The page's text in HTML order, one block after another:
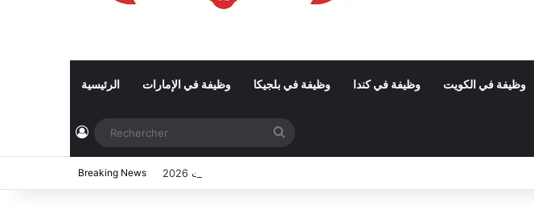
الرئيسية وظيفة في الإمارات وظيفة في بلجيكا وظيفة في كندا وظيفة في الكويت
Connexion
Breaking News مناظرات الوظيفة العمومية وعروض الشغل في تونس المفتوحة حاليا : شهر أوت 2026